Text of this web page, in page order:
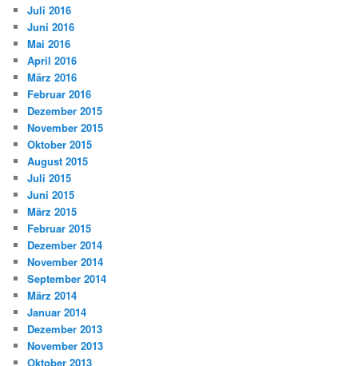
Juli 2016
Juni 2016
Mai 2016
April 2016
März 2016
Februar 2016
Dezember 2015
November 2015
Oktober 2015
August 2015
Juli 2015
Juni 2015
März 2015
Februar 2015
Dezember 2014
November 2014
September 2014
März 2014
Januar 2014
Dezember 2013
November 2013
Oktober 2013